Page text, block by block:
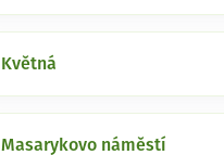
Květná
Masarykovo náměstí